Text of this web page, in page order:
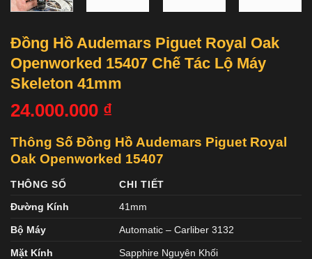
Đồng Hồ Audemars Piguet Royal Oak
Openworked 15407 Chế Tác Lộ Máy
Skeleton 41mm
24.000.000 ₫
Thông Số Đồng Hồ Audemars Piguet Royal
Oak Openworked 15407
THÔNG SỐ
CHI TIẾT
Đường Kính
41mm
Bộ Máy Automatic – Carliber 3132
Mặt Kính Sapphire Nguyên Khối